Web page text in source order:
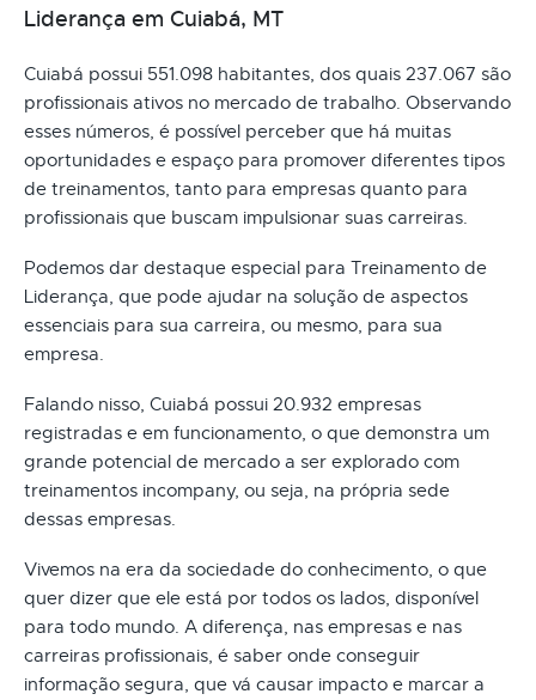
Liderança em Cuiabá, MT
Cuiabá possui 551.098 habitantes, dos quais 237.067 são
profissionais ativos no mercado de trabalho. Observando
esses números, é possível perceber que há muitas
oportunidades e espaço para promover diferentes tipos
de treinamentos, tanto para empresas quanto para
profissionais que buscam impulsionar suas carreiras.
Podemos dar destaque especial para Treinamento de
Liderança, que pode ajudar na solução de aspectos
essenciais para sua carreira, ou mesmo, para sua
empresa.
Falando nisso, Cuiabá possui 20.932 empresas
registradas e em funcionamento, o que demonstra um
grande potencial de mercado a ser explorado com
treinamentos incompany, ou seja, na própria sede
dessas empresas.
Vivemos na era da sociedade do conhecimento, o que
quer dizer que ele está por todos os lados, disponível
para todo mundo. A diferença, nas empresas e nas
carreiras profissionais, é saber onde conseguir
informação segura, que vá causar impacto e marcar a